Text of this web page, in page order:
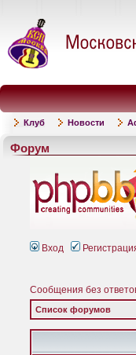
Клуб Новости
Форум
Вход
Сообщения без
Список форумов